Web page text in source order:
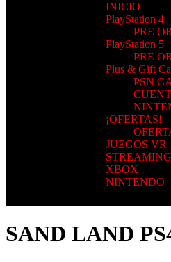
INICIO
PlayStation 4
PRE
PlayStation 5
PRE
Plus & Gift
PSN
¡OFERTAS!
JUEGOS VR
STREAMING
XBOX
NINTENDO
SAND LAND